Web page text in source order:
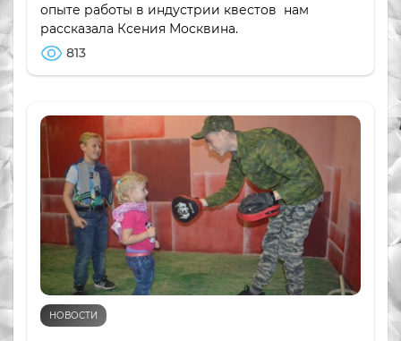
опыте работы в индустрии квестов нам
рассказала Ксения Москвина.
813
НОВОСТИ